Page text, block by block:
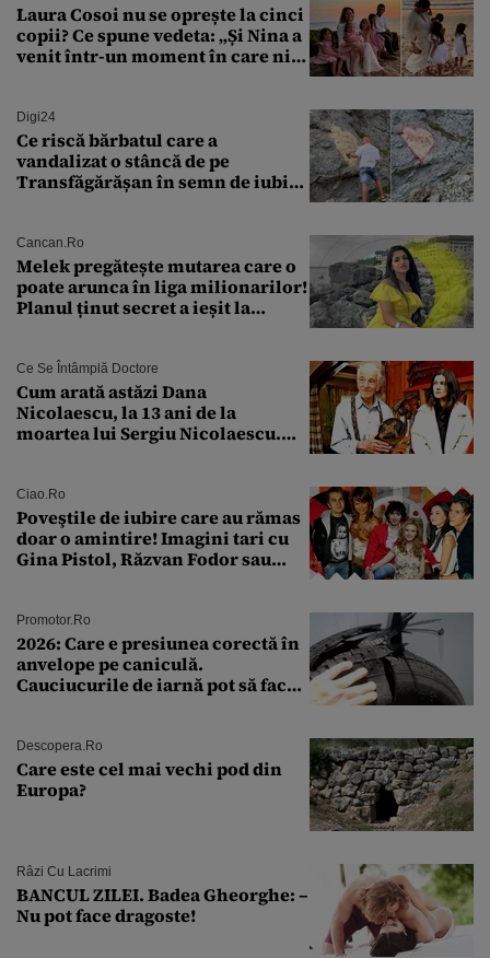
Laura Cosoi nu se oprește la cinci
copii? Ce spune vedeta: „Și Nina a
venit într-un moment în care nici
Digi24
Ce riscă bărbatul care a
vandalizat o stâncă de pe
Transfăgărășan în semn de iubire
Cancan.ro
Melek pregătește mutarea care o
poate arunca în liga milionarilor!
Planul ținut secret a ieșit la
Ce Se Întâmplă Doctore
Cum arată astăzi Dana
Nicolaescu, la 13 ani de la
moartea lui Sergiu Nicolaescu.
Ciao.ro
Poveştile de iubire care au rămas
doar o amintire! Imagini tari cu
Gina Pistol, Răzvan Fodor sau
Promotor.ro
2026: Care e presiunea corectă în
anvelope pe caniculă.
Cauciucurile de iarnă pot să facă
Descopera.ro
Care este cel mai vechi pod din
Europa?
Râzi Cu Lacrimi
BANCUL ZILEI. Badea Gheorghe: –
Nu pot face dragoste!